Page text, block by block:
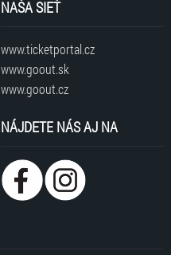
NAŠA SIEŤ
www.ticketportal.cz
www.goout.sk
www.goout.cz
NÁJDETE NÁS AJ NA